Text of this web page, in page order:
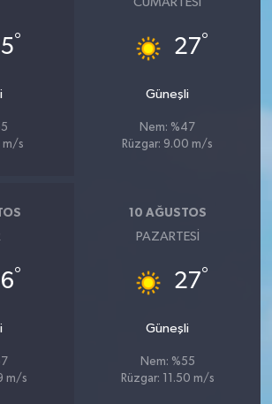
°
m/s
27°
Güneşli
Nem: %47
Rüzgar: 9.00 m/s
°
m/s
10 AĞUSTOS
PAZARTESI
27°
Güneşli
Nem: %55
Rüzgar: 11.50 m/s